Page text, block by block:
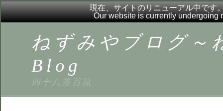
現在、サイトのリニューアル中です
Our website is currently undergoing
ねずみやブログ～
Blog
四十八茶百鼠